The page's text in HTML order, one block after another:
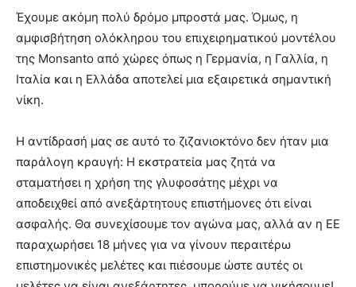
Έχουμε ακόμη πολύ δρόμο μπροστά μας. Όμως, η
αμφισβήτηση ολόκληρου του επιχειρηματικού μοντέλου
της Monsanto από χώρες όπως η Γερμανία, η Γαλλία, η
Ιταλία και η Ελλάδα αποτελεί μια εξαιρετικά σημαντική
νίκη.
Η αντίδρασή μας σε αυτό το ζιζανιοκτόνο δεν ήταν μια
παράλογη κραυγή: Η εκστρατεία μας ζητά να
σταματήσει η χρήση της γλυφοσάτης μέχρι να
αποδειχθεί από ανεξάρτητους επιστήμονες ότι είναι
ασφαλής. Θα συνεχίσουμε τον αγώνα μας, αλλά αν η ΕΕ
παραχωρήσει 18 μήνες για να γίνουν περαιτέρω
επιστημονικές μελέτες και πιέσουμε ώστε αυτές οι